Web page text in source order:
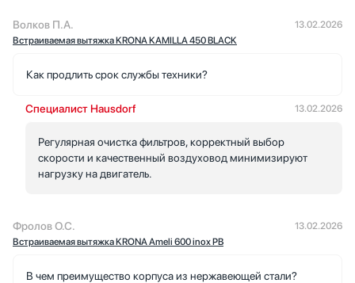
Волков П.А.
Встраиваемая вытяжка KRONA KAMILLA 450 BLACK
13.02.2026
Как продлить срок службы техники?
Специалист Hausdorf 13.02.2026
Регулярная очистка фильтров, корректный выбор
скорости и качественный воздуховод минимизируют
нагрузку на двигатель.
Фролов О.С.
Встраиваемая вытяжка KRONA Ameli 600 inox PB
13.02.2026
В чем преимущество корпуса из нержавеющей стали?